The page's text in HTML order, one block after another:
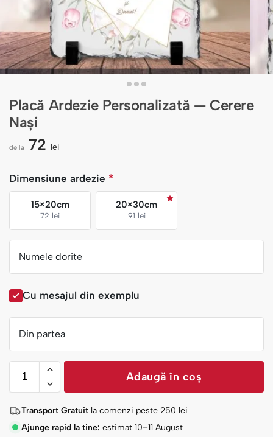
Placă Ardezie Personalizată — Cerere
Nași
de la 72 lei
Dimensiune ardezie *
15×20cm
72 lei
20×30cm
91 lei
Numele dorite
Cu mesajul din exemplu
Din partea
Adaugă în coș
Transport Gratuit la comenzi peste 250 lei
Ajunge rapid la tine: estimat 10–11 August